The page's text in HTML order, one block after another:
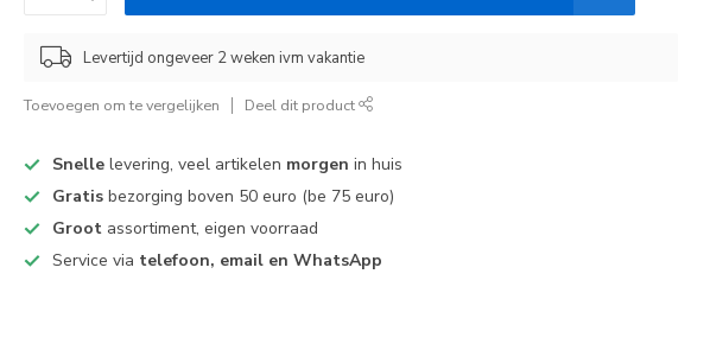
Levertijd ongeveer 2 weken ivm vakantie
Toevoegen om te vergelijken Deel dit product
Snelle levering, veel artikelen morgen in huis
Gratis bezorging boven 50 euro (be 75 euro)
Groot assortiment, eigen voorraad
Service via telefoon, email en WhatsApp